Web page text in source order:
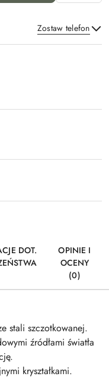
Zostaw telefon
DOT.
OPINIE I
OCENY
(0)
stali szczotkowanej.
źródłami światła
kryształkami.